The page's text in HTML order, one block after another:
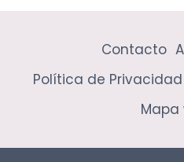
Contacto
Política de Privacidad
Mapa